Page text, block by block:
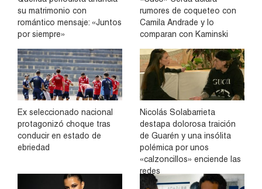
su matrimonio con
romántico mensaje: «Juntos
por siempre»
rumores de coqueteo con
Camila Andrade y lo
comparan con Kaminski
Ex seleccionado nacional
protagonizó choque tras
conducir en estado de
ebriedad
Nicolás Solabarrieta
destapa dolorosa traición
de Guarén y una insólita
polémica por unos
«calzoncillos» enciende las
redes